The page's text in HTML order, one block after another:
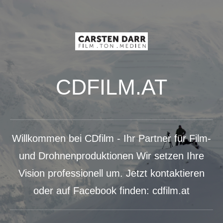
CDFILM.AT
Willkommen bei CDfilm - Ihr Partner für Film-
und Drohnenproduktionen Wir setzen Ihre
Vision professionell um. Jetzt kontaktieren
oder auf Facebook finden: cdfilm.at